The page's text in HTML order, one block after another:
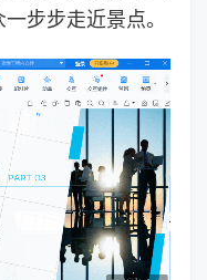
步步走近景点。